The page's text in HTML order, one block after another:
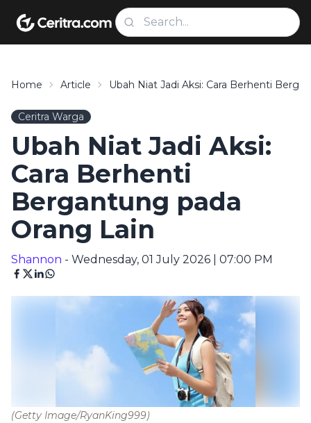
Home Article Ubah Niat Jadi Aksi: Cara Berhenti
Ceritra Warga
Ubah Niat Jadi Aksi:
Cara Berhenti
Bergantung pada
Orang Lain
Shannon - Wednesday, 01 July 2026 | 07:00 PM
(Getty Image/RyanKing999)